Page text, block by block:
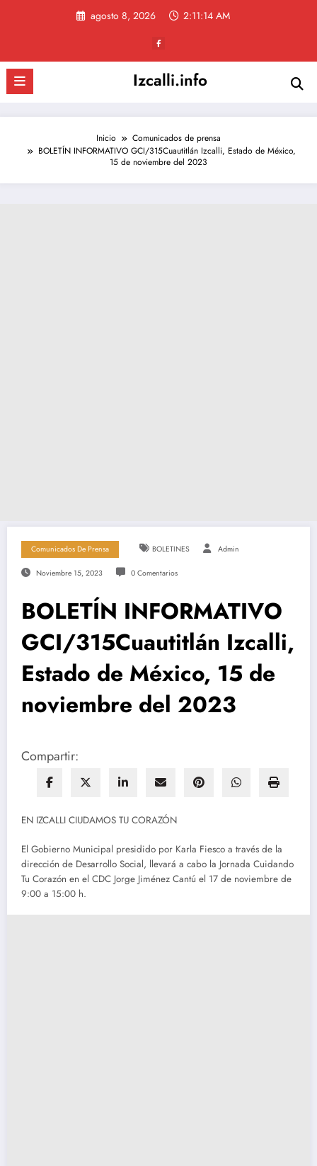
agosto 8, 2026 2:11:14 AM
Izcalli.info
Inicio
Comunicados de prensa
BOLETÍN INFORMATIVO GCI/315Cuautitlán Izcalli, Estado de México,
15 de noviembre del 2023
Comunicados De Prensa BOLETINES Admin
Noviembre 15, 2023 0 Comentarios
BOLETÍN INFORMATIVO
GCI/315Cuautitlán Izcalli,
Estado de México, 15 de
noviembre del 2023
Compartir:
EN IZCALLI CIUDAMOS TU CORAZÓN
El Gobierno Municipal presidido por Karla Fiesco a través de la
dirección de Desarrollo Social, llevará a cabo la Jornada Cuidando
Tu Corazón en el CDC Jorge Jiménez Cantú el 17 de noviembre de
9:00 a 15:00 h.